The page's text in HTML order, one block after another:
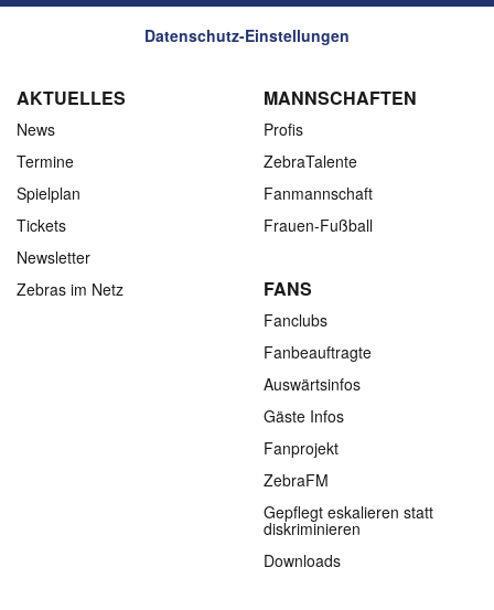
Datenschutz-Einstellungen
AKTUELLES
News
Termine
Spielplan
Tickets
Newsletter
Zebras im Netz
MANNSCHAFTEN
Profis
ZebraTalente
Fanmannschaft
Frauen-Fußball
FANS
Fanclubs
Fanbeauftragte
Auswärtsinfos
Gäste Infos
Fanprojekt
ZebraFM
Gepflegt eskalieren statt
diskriminieren
Downloads